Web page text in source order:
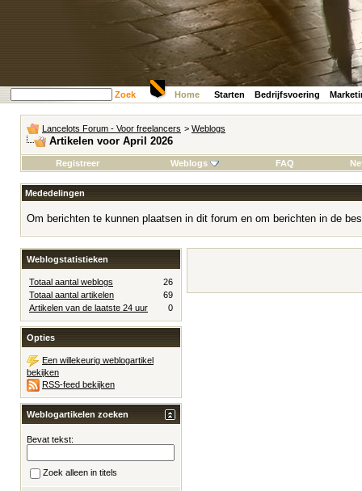
Zoek Home Starten Bedrijfsvoering
Lancelots Forum - Voor freelancers > Weblogs
Artikelen voor April 2026
Registreer Weblogs FAQ
Mededelingen
Om berichten te kunnen plaatsen in dit forum en om berichten in de
Weblogstatistieken
Totaal aantal weblogs
26
Totaal aantal artikelen
69
Artikelen van de laatste 24 uur
0
Opties
Een willekeurig weblogartikel
bekijken
RSS-feed bekijken
Weblogartikelen zoeken
Bevat tekst:
Zoek alleen in titels